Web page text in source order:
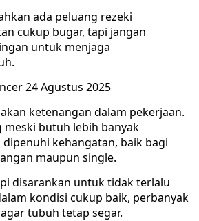
ada peluang rezeki
cukup bugar, tapi jangan
untuk menjaga
24 Agustus 2025
ketenangan dalam pekerjaan.
meski butuh lebih banyak
dipenuhi kehangatan, baik bagi
maupun single.
disarankan untuk tidak terlalu
kondisi cukup baik, perbanyak
tubuh tetap segar.